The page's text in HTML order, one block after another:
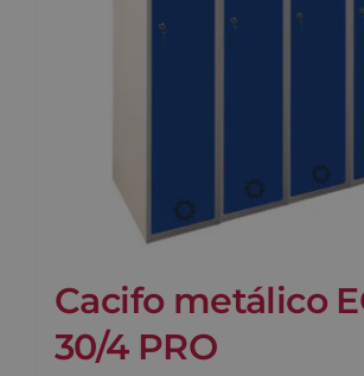
Cacifo metálico
30/4 PRO